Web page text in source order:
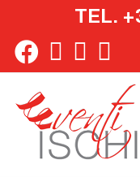
TEL.